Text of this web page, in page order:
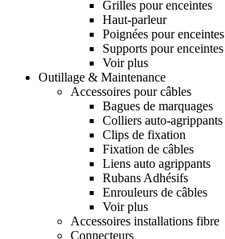
Grilles pour enceintes
Haut-parleur
Poignées pour enceintes
Supports pour enceintes
Voir plus
Outillage & Maintenance
Accessoires pour câbles
Bagues de marquages
Colliers auto-agrippants
Clips de fixation
Fixation de câbles
Liens auto agrippants
Rubans Adhésifs
Enrouleurs de câbles
Voir plus
Accessoires installations fibre
Connecteurs